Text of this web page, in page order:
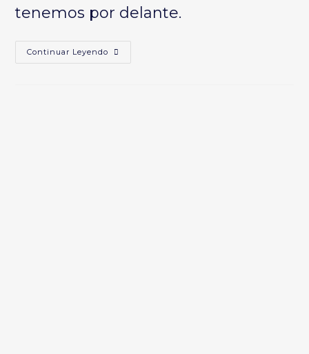
tenemos por delante.
Continuar Leyendo KIMERAvsKIMERA